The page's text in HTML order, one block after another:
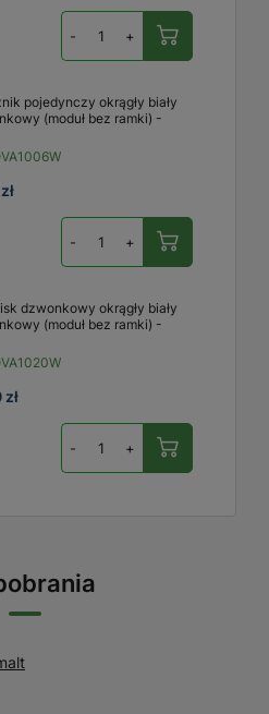
- +
pojedynczy okrągły biały
(moduł bez ramki) -
- +
dzwonkowy okrągły biały
(moduł bez ramki) -
zł
- +